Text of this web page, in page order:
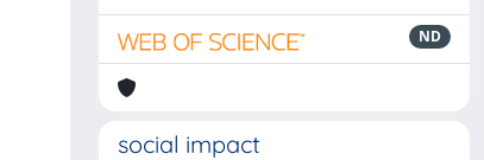
ND
social impact